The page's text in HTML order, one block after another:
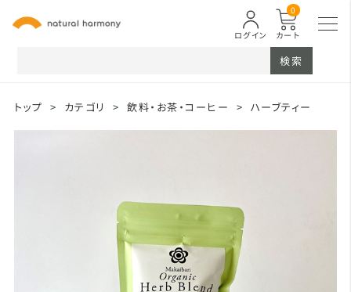
カート
0
ログイン
検索
トップ > カテゴリ > 飲料・お茶・コーヒー > ハーブティー